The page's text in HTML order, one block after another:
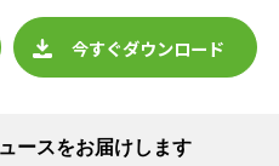
今すぐダウンロード
ースをお届けします